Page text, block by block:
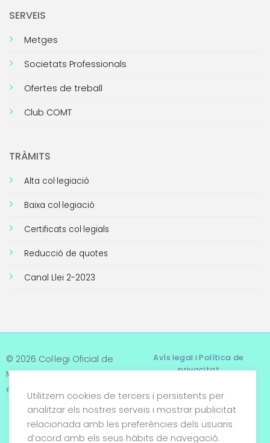
SERVEIS
Metges
Societats Professionals
Ofertes de treball
Club COMT
TRÀMITS
Alta col·legiació
Baixa col·legiació
Certificats col·legials
Reducció de quotes
Canal Llei 2-2023
© 2026 Col·legi Oficial de
Metges de Tarragona. Tots
els drets reservats
Avís legal i Política de
privacitat
Termes i condicions
Política de cookies
Utilitzem cookies de tercers i persistents per
analitzar els nostres serveis i mostrar publicitat
relacionada amb les preferències dels usuaris
d’acord amb els seus hàbits de navegació.